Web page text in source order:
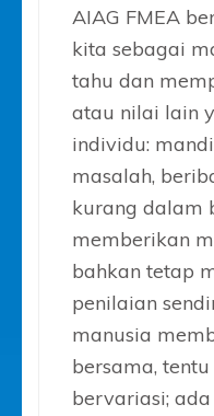
AIAG FMEA
kita sebagai
tahu dan
atau nilai lain
individu:
masalah,
kurang dalam
memberikan
bahkan tetap
penilaian
manusia
bersama,
bervariasi;